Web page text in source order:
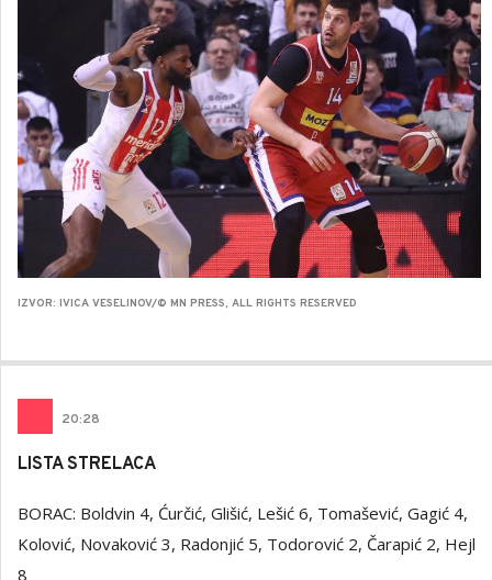
IZVOR: IVICA VESELINOV/© MN PRESS, ALL RIGHTS RESERVED
20:28
LISTA STRELACA
BORAC: Boldvin 4, Ćurčić, Glišić, Lešić 6, Tomašević, Gagić 4,
Kolović, Novaković 3, Radonjić 5, Todorović 2, Čarapić 2, Hejl
8